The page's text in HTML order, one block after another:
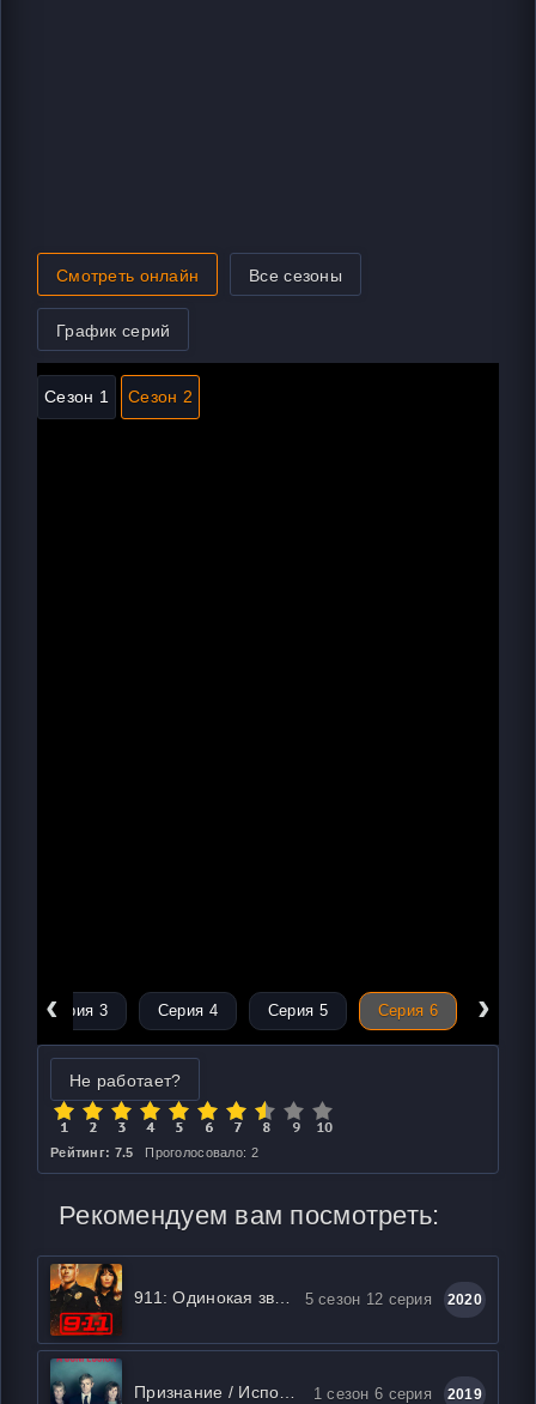
Смотреть онлайн Все сезоны
График серий
Сезон 1 Сезон 2
‹
Серия 3 Серия 4 Серия 5 Серия 6 ›
Не работает?
Рейтинг: 7.5 Проголосовало: 2
Рекомендуем вам посмотреть:
5 сезон 12 серия 2020
1 сезон 6 серия 2019